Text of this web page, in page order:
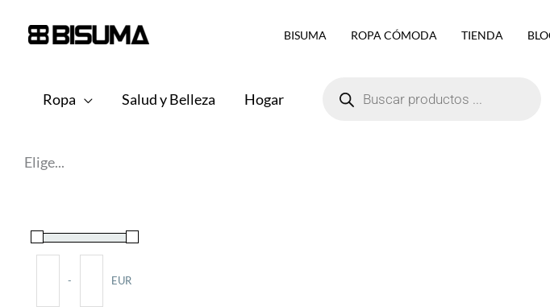
BISUMA ROPA CÓMODA TIENDA
Ropa Salud y Belleza Hogar
productos
Elige...
- EUR